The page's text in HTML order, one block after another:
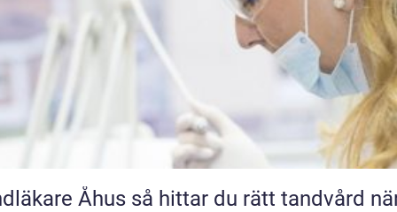
Åhus så hittar du rätt tandvård nära